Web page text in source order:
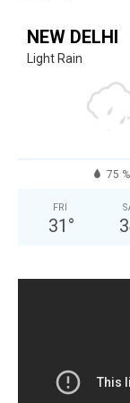
NEW DELHI
Light Rain
75 %
FRI
31 °